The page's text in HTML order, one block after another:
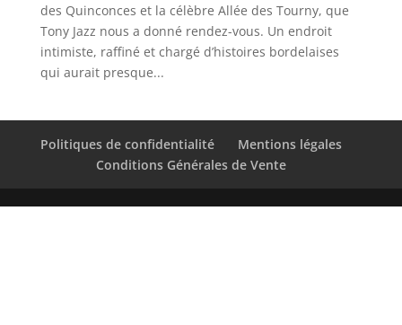
des Quinconces et la célèbre Allée des Tourny, que
Tony Jazz nous a donné rendez-vous. Un endroit
intimiste, raffiné et chargé d’histoires bordelaises
qui aurait presque...
Politiques de confidentialité
Mentions légales
Conditions Générales de Vente